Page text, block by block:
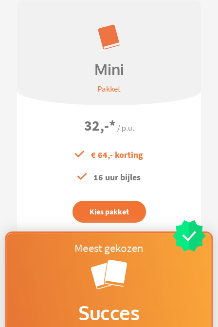
Mini
Pakket
32,-* / p.u.
€ 64,- korting
16 uur bijles
Kies pakket
Succes